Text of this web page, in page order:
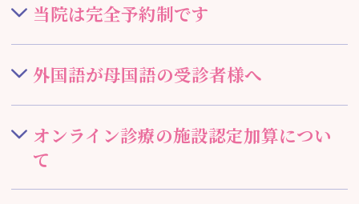
当院は完全予約制です
外国語が母国語の受診者様へ
オンライン診療の施設認定加算につい
て